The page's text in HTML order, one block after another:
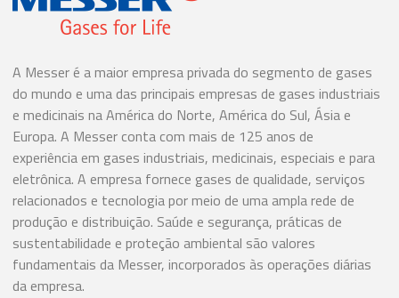
A Messer é a maior empresa privada do segmento de gases
do mundo e uma das principais empresas de gases industriais
e medicinais na América do Norte, América do Sul, Ásia e
Europa. A Messer conta com mais de 125 anos de
experiência em gases industriais, medicinais, especiais e para
eletrônica. A empresa fornece gases de qualidade, serviços
relacionados e tecnologia por meio de uma ampla rede de
produção e distribuição. Saúde e segurança, práticas de
sustentabilidade e proteção ambiental são valores
fundamentais da Messer, incorporados às operações diárias
da empresa.